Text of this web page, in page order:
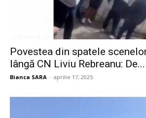
Povestea din spatele
lângă CN Liviu Rebreanu: De...
Bianca SARA - aprilie 17, 2025